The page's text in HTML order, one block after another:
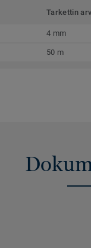
Tarkettin
4 mm
50 m